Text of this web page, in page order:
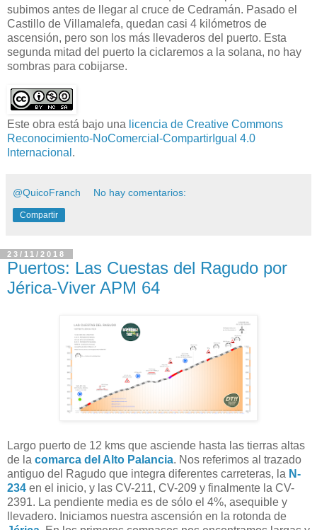
subimos antes de llegar al cruce de Cedramán. Pasado el
Castillo de Villamalefa, quedan casi 4 kilómetros de
ascensión, pero son los más llevaderos del puerto. Esta
segunda mitad del puerto la ciclaremos a la solana, no hay
sombras para cobijarse.
Este obra está bajo una licencia de Creative Commons
Reconocimiento-NoComercial-CompartirIgual 4.0
Internacional .
@QuicoFranch No hay comentarios:
Compartir
23/11/2018
Puertos: Las Cuestas del Ragudo por
Jérica-Viver APM 64
Largo puerto de 12 kms que asciende hasta las tierras altas
de la comarca del Alto Palancia. Nos referimos al trazado
antiguo del Ragudo que integra diferentes carreteras, la N-
234 en el inicio, y las CV-211, CV-209 y finalmente la CV-
2391. La pendiente media es de sólo el 4%, asequible y
llevadero. Iniciamos nuestra ascensión en la rotonda de